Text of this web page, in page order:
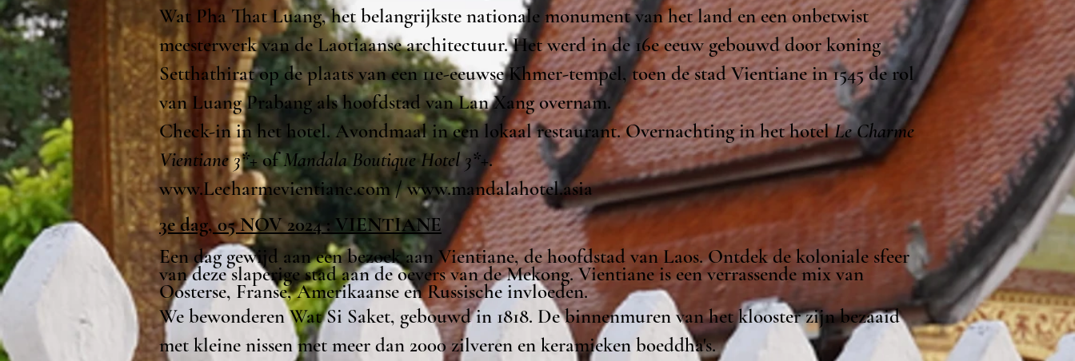
Wat Pha That Luang, het belangrijkste nationale monument van het land en een onbetwist
meesterwerk van de Laotiaanse architectuur. Het werd in de 16e eeuw gebouwd door koning
Setthathirat op de plaats van een 11e-eeuwse Khmer-tempel, toen de stad Vientiane in 1545 de rol
van Luang Prabang als hoofdstad van Lan Xang overnam.
Check-in in het hotel. Avondmaal in een lokaal restaurant. Overnachting in het hotelLe Charme
Vientiane 3*+ ofMandala Boutique Hotel 3*+.
www.Lecharmevientiane.com/www.mandalahotel.asia
3e dag, 05 NOV 2024 : VIENTIANE
Een dag gewijd aan een bezoek aan Vientiane, de hoofdstad van Laos. Ontdek de koloniale sfeer
van deze slaperige stad aan de oevers van de Mekong. Vientiane is een verrassende mix van
Oosterse, Franse, Amerikaanse en Russische invloeden.
We bewonderen Wat Si Saket, gebouwd in 1818. De binnenmuren van het klooster zijn bezaaid
met kleine nissen met meer dan 2000 zilveren en keramieken boeddha's.